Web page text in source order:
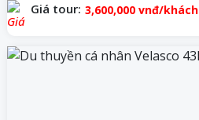
Giá tour: 3,600,000 vnđ/khách